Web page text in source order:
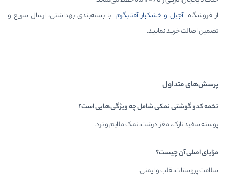
آفتابگرم با بسته‌بندی بهداشتی، ارسال سریع و
شامل چه ویژگی‌هایی است؟
نمک ملایم و ترد.